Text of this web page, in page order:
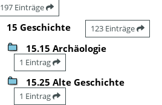
197 Einträge
15 Geschichte 123 Einträge
15.15 Archäologie
1 Eintrag
15.25 Alte Geschichte
1 Eintrag